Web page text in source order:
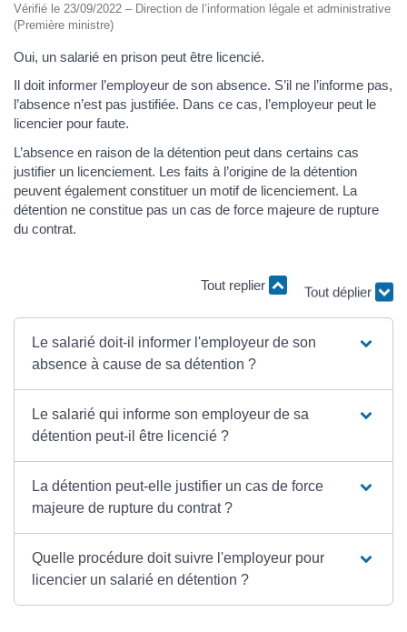
Vérifié le 23/09/2022 – Direction de l’information légale et administrative
(Première ministre)
Oui, un salarié en prison peut être licencié.
Il doit informer l’employeur de son absence. S’il ne l’informe pas,
l’absence n’est pas justifiée. Dans ce cas, l’employeur peut le
licencier pour faute.
L’absence en raison de la détention peut dans certains cas
justifier un licenciement. Les faits à l’origine de la détention
peuvent également constituer un motif de licenciement. La
détention ne constitue pas un cas de force majeure de rupture
du contrat.
Tout replier
Tout déplier
Le salarié doit-il informer l'employeur de son
absence à cause de sa détention ?
Le salarié qui informe son employeur de sa
détention peut-il être licencié ?
La détention peut-elle justifier un cas de force
majeure de rupture du contrat ?
Quelle procédure doit suivre l'employeur pour
licencier un salarié en détention ?